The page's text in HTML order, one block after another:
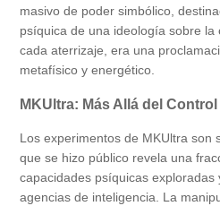
masivo de poder simbólico,
psíquica de una ideología sobre la
cada aterrizaje, era una
metafísico y energético.
MKUltra: Más Allá del
Los experimentos de MKUltra son
que se hizo público revela una
capacidades psíquicas exploradas
agencias de inteligencia. La